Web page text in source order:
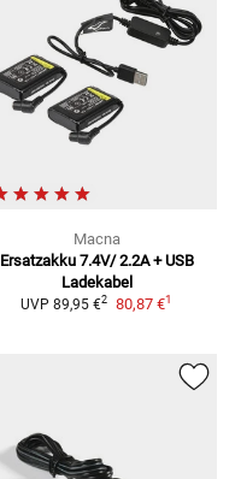
Macna
Ersatzakku 7.4V/ 2.2A + USB
Ladekabel
UVP 89,95 €2 80,87 €1